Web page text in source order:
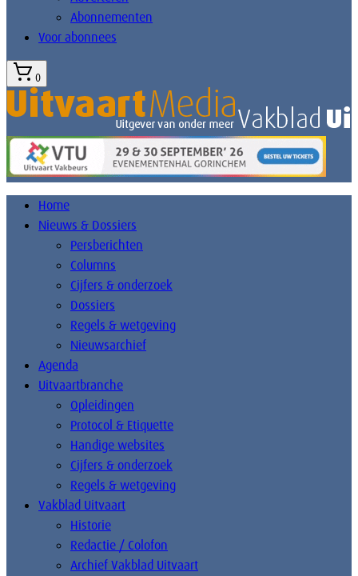
Abonnementen
Voor abonnees
0
Home
Nieuws & Dossiers
Persberichten
Columns
Cijfers & onderzoek
Dossiers
Regels & wetgeving
Nieuwsarchief
Agenda
Uitvaartbranche
Opleidingen
Protocol & Etiquette
Handige websites
Cijfers & onderzoek
Regels & wetgeving
Vakblad Uitvaart
Historie
Redactie / Colofon
Archief Vakblad Uitvaart